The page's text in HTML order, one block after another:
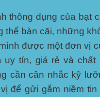
thông dụng của bạt
thể bàn cãi, những
được một đơn vị
uy tín, giá rẻ và chất
cần cân nhắc kỹ
để gửi gắm niềm tin